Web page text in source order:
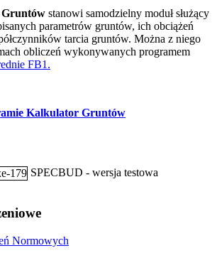
stanowi samodzielny moduł służący
parametrów gruntów, ich obciążeń
tarcia gruntów. Można z niego
obliczeń wykonywanych programem
FB1.
Kalkulator Gruntów
SPECBUD - wersja testowa